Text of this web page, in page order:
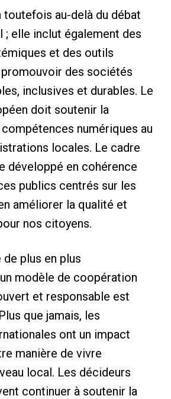
au-delà du débat
; elle inclut également des
et des outils
des sociétés
inclusives et durables. Le
doit soutenir la
numériques au
locales. Le cadre
développé en cohérence
publics centrés sur les
améliorer la qualité et
nos citoyens.
de plus en plus
modèle de coopération
et responsable est
que jamais, les
ont un impact
manière de vivre
local. Les décideurs
continuer à soutenir la